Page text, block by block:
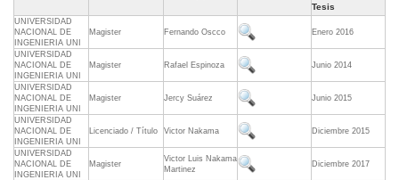
Tesis
UNIVERSIDAD
NACIONAL DE
INGENIERIA UNI
Magister Fernando Oscco Enero 2016
UNIVERSIDAD
NACIONAL DE
INGENIERIA UNI
Magister Rafael Espinoza Junio 2014
UNIVERSIDAD
NACIONAL DE
INGENIERIA UNI
Magister Jercy Suárez Junio 2015
UNIVERSIDAD
NACIONAL DE
INGENIERIA UNI
Licenciado / Título Victor Nakama Diciembre 2015
UNIVERSIDAD
NACIONAL DE
INGENIERIA UNI
Magister
Victor Luis Nakama
Martinez
Diciembre 2017